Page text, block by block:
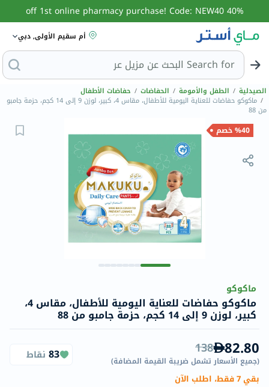
40% off 1st online pharmacy purchase! Code: NEW40
أم سقيم الأولى, دبي
Search for البحث عن
الصيدلية / الطفل والأمومة / الحفاضات / حفاضات الأطفال
/ ماكوكو حفاضات للعناية اليومية للأطفال، مقاس 4، كبير، لوزن 9 إلى 14 كجم، حزمة جامبو
من 88
%40 خصم
ماكوكو
ماكوكو حفاضات للعناية اليومية للأطفال، مقاس 4،
كبير، لوزن 9 إلى 14 كجم، حزمة جامبو من 88
82.80
138
(جميع الأسعار تشمل ضريبة القيمة المضافة)
83 نقاط
بقي 7 فقط، اطلب الآن